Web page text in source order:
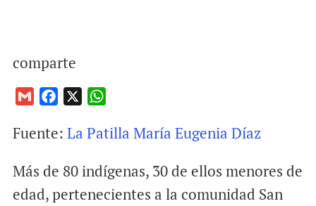
comparte
a
l
c
b
a
s
A
Fuente: La Patilla María Eugenia Díaz
Más de 80 indígenas, 30 de ellos menores de
edad, pertenecientes a la comunidad San